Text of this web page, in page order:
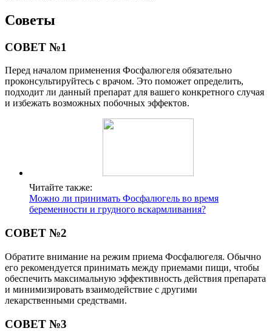
Советы
СОВЕТ №1
Перед началом применения Фосфалюгеля обязательно
проконсультируйтесь с врачом. Это поможет определить,
подходит ли данный препарат для вашего конкретного случая
и избежать возможных побочных эффектов.
Читайте также:
Можно ли принимать Фосфалюгель во время
беременности и грудного вскармливания?
СОВЕТ №2
Обратите внимание на режим приема Фосфалюгеля. Обычно
его рекомендуется принимать между приемами пищи, чтобы
обеспечить максимальную эффективность действия препарата
и минимизировать взаимодействие с другими
лекарственными средствами.
СОВЕТ №3